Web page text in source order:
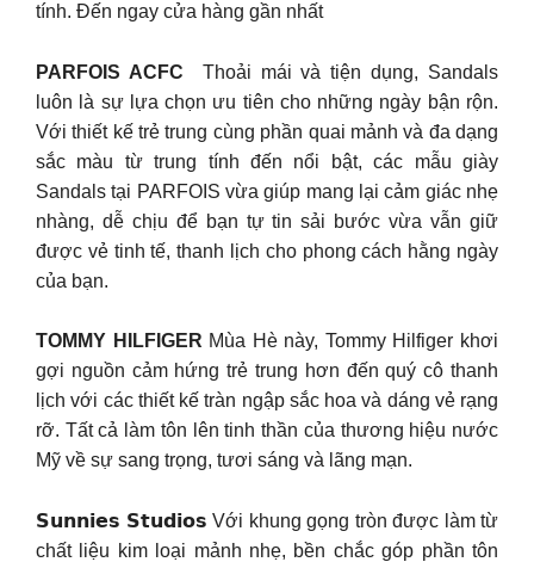
tính. Đến ngay cửa hàng gần nhất
PARFOIS ACFC
Thoải mái và tiện dụng, Sandals
luôn là sự lựa chọn ưu tiên cho những ngày bận rộn.
Với thiết kế trẻ trung cùng phần quai mảnh và đa dạng
sắc màu từ trung tính đến nổi bật, các mẫu giày
Sandals tại PARFOIS vừa giúp mang lại cảm giác nhẹ
nhàng, dễ chịu để bạn tự tin sải bước vừa vẫn giữ
được vẻ tinh tế, thanh lịch cho phong cách hằng ngày
của bạn.
TOMMY HILFIGER Mùa Hè này, Tommy Hilfiger khơi
gợi nguồn cảm hứng trẻ trung hơn đến quý cô thanh
lịch với các thiết kế tràn ngập sắc hoa và dáng vẻ rạng
rỡ. Tất cả làm tôn lên tinh thần của thương hiệu nước
Mỹ về sự sang trọng, tươi sáng và lãng mạn.
𝗦𝘂𝗻𝗻𝗶𝗲𝘀 𝗦𝘁𝘂𝗱𝗶𝗼𝘀 Với khung gọng tròn được làm từ
chất liệu kim loại mảnh nhẹ, bền chắc góp phần tôn